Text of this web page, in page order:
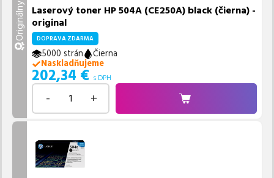
Originálny Laserový toner HP 504A (CE250A) black (čierna) -
original
DOPRAVA ZDARMA
5000 strán
Čierna
Naskladňujeme
202,34 € s DPH
- +